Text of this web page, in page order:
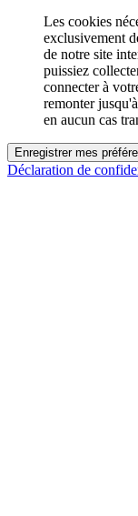
Les cookies
exclusivement
de notre site
puissiez
connecter à
remonter
en aucun cas
Enregistrer mes
Déclaration de